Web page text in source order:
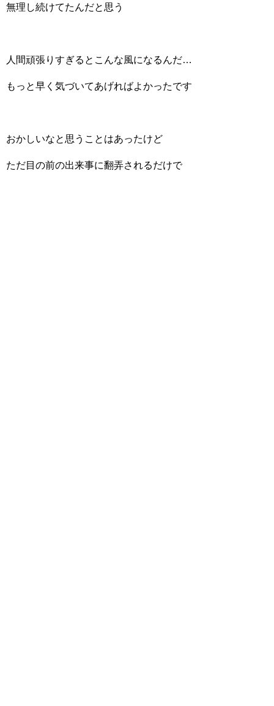
無理し続けてたんだと思う
人間頑張りすぎるとこんな風になるんだ…
もっと早く気づいてあげればよかったです
おかしいなと思うことはあったけど
ただ目の前の出来事に翻弄されるだけで